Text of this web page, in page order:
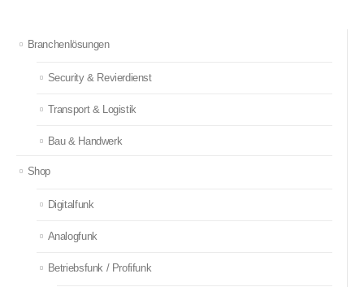
Branchenlösungen
Security & Revierdienst
Transport & Logistik
Bau & Handwerk
Shop
Digitalfunk
Analogfunk
Betriebsfunk / Profifunk